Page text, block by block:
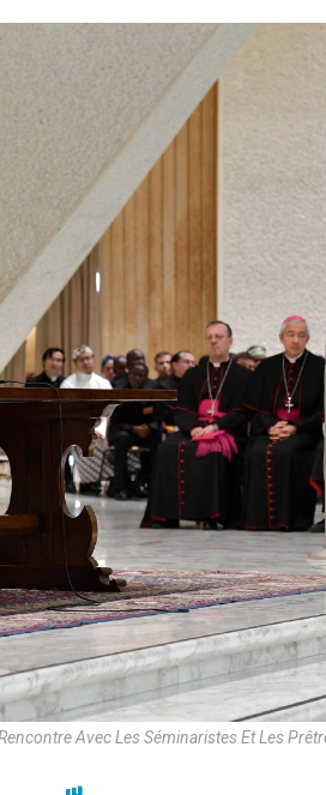
Avec Les Séminaristes Et Les